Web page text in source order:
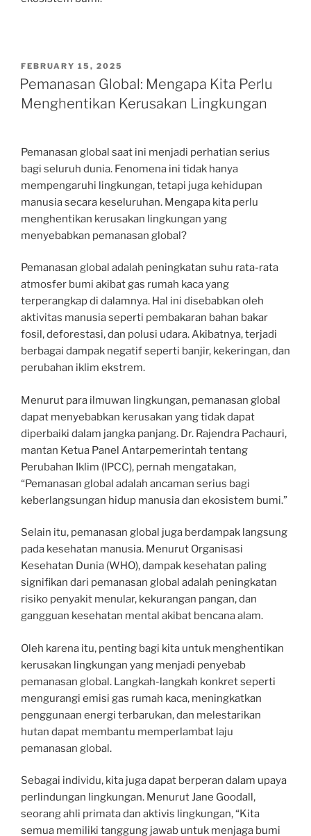
POSTED
ON
FEBRUARY 15, 2025
Pemanasan Global: Mengapa Kita Perlu
Menghentikan Kerusakan Lingkungan
Pemanasan global saat ini menjadi perhatian serius
bagi seluruh dunia. Fenomena ini tidak hanya
mempengaruhi lingkungan, tetapi juga kehidupan
manusia secara keseluruhan. Mengapa kita perlu
menghentikan kerusakan lingkungan yang
menyebabkan pemanasan global?
Pemanasan global adalah peningkatan suhu rata-rata
atmosfer bumi akibat gas rumah kaca yang
terperangkap di dalamnya. Hal ini disebabkan oleh
aktivitas manusia seperti pembakaran bahan bakar
fosil, deforestasi, dan polusi udara. Akibatnya, terjadi
berbagai dampak negatif seperti banjir, kekeringan, dan
perubahan iklim ekstrem.
Menurut para ilmuwan lingkungan, pemanasan global
dapat menyebabkan kerusakan yang tidak dapat
diperbaiki dalam jangka panjang. Dr. Rajendra Pachauri,
mantan Ketua Panel Antarpemerintah tentang
Perubahan Iklim (IPCC), pernah mengatakan,
“Pemanasan global adalah ancaman serius bagi
keberlangsungan hidup manusia dan ekosistem bumi.”
Selain itu, pemanasan global juga berdampak langsung
pada kesehatan manusia. Menurut Organisasi
Kesehatan Dunia (WHO), dampak kesehatan paling
signifikan dari pemanasan global adalah peningkatan
risiko penyakit menular, kekurangan pangan, dan
gangguan kesehatan mental akibat bencana alam.
Oleh karena itu, penting bagi kita untuk menghentikan
kerusakan lingkungan yang menjadi penyebab
pemanasan global. Langkah-langkah konkret seperti
mengurangi emisi gas rumah kaca, meningkatkan
penggunaan energi terbarukan, dan melestarikan
hutan dapat membantu memperlambat laju
pemanasan global.
Sebagai individu, kita juga dapat berperan dalam upaya
perlindungan lingkungan. Menurut Jane Goodall,
seorang ahli primata dan aktivis lingkungan, “Kita
semua memiliki tanggung jawab untuk menjaga bumi